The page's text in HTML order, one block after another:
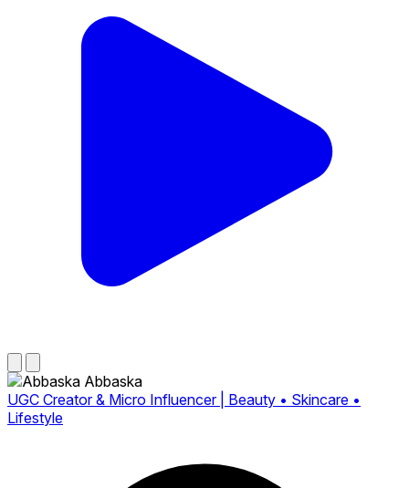
Abbaska
UGC Creator & Micro Influencer | Beauty • Skincare •
Lifestyle